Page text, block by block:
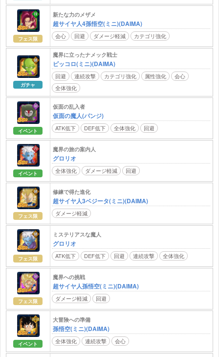
フェス限
新たな力のメザメ
超サイヤ人4孫悟空(ミニ)(DAIMA)
会心 回避 ダメージ軽減 カテゴリ強化
ガチャ
魔界に立ったナメック戦士
ピッコロ(ミニ)(DAIMA)
回避 連続攻撃 カテゴリ強化 属性強化
会心
全体強化
イベント
仮面の乱入者
仮面の魔人(パンジ)
ATK低下 DEF低下 全体強化 回避
イベント
魔界の旅の案内人
グロリオ
全体強化 ダメージ軽減 回避
フェス限
修練で得た進化
超サイヤ人3ベジータ(ミニ)(DAIMA)
ダメージ軽減
フェス限
ミステリアスな魔人
グロリオ
ATK低下 DEF低下 回避 連続攻撃 全体強化
フェス限
魔界への挑戦
超サイヤ人孫悟空(ミニ)(DAIMA)
ダメージ軽減 回避
イベント
大冒険への準備
孫悟空(ミニ)(DAIMA)
全体強化 連続攻撃 会心